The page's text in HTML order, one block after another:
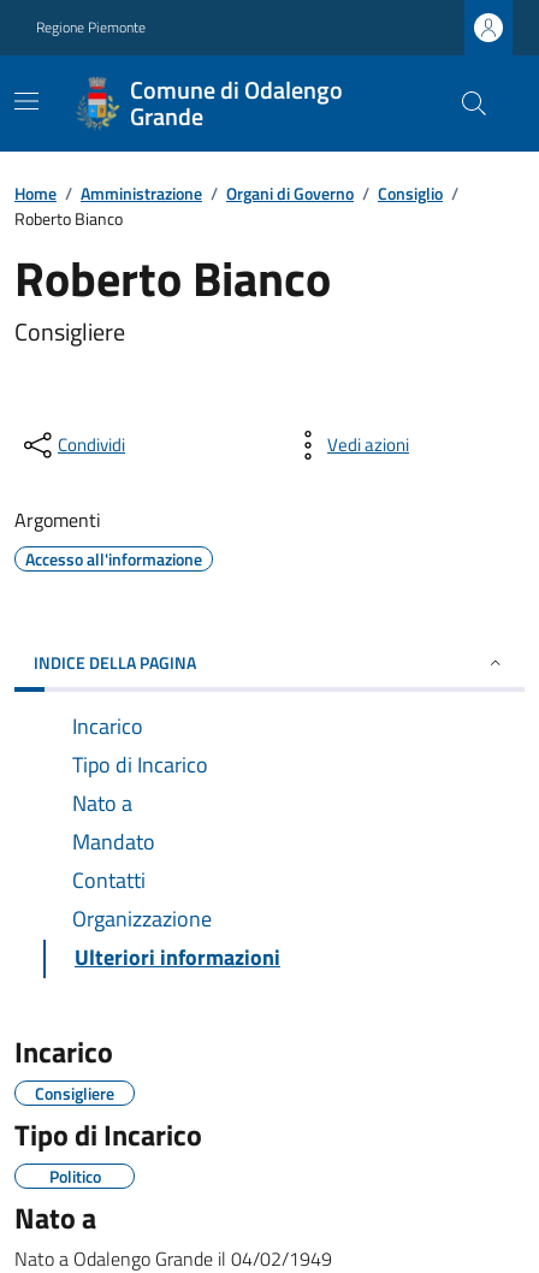
Regione Piemonte
Comune di Odalengo
Grande
Home / Amministrazione / Organi di Governo / Consiglio /
Roberto Bianco
Roberto Bianco
Consigliere
Condividi Vedi azioni
Argomenti
Accesso all'informazione
INDICE DELLA PAGINA
Incarico
Tipo di Incarico
Nato a
Mandato
Contatti
Organizzazione
Ulteriori informazioni
Incarico
Consigliere
Tipo di Incarico
Politico
Nato a
Nato a Odalengo Grande il 04/02/1949